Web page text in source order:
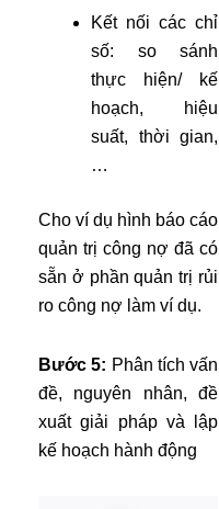
Kết nối các chỉ
số: so sánh
thực hiện/ kế
hoạch, hiệu
suất, thời gian,
…
Cho ví dụ hình báo cáo
quản trị công nợ đã có
sẵn ở phần quản trị rủi
ro công nợ làm ví dụ.
Bước 5: Phân tích vấn
đề, nguyên nhân, đề
xuất giải pháp và lập
kế hoạch hành động